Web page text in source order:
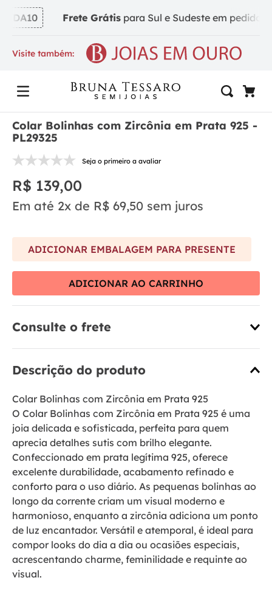
Frete Grátispara Sul e Sudeste em pedidos a
Visite também:
Colar Bolinhas com Zircônia em Prata 925 -
PL29325
Seja o primeiro a avaliar
R$ 139,00
Em até 2x de R$ 69,50 sem juros
ADICIONAR EMBALAGEM PARA PRESENTE
ADICIONAR AO CARRINHO
Consulte o frete
Descrição do produto
Colar Bolinhas com Zircônia em Prata 925
O Colar Bolinhas com Zircônia em Prata 925 é uma
joia delicada e sofisticada, perfeita para quem
aprecia detalhes sutis com brilho elegante.
Confeccionado em prata legítima 925, oferece
excelente durabilidade, acabamento refinado e
conforto para o uso diário. As pequenas bolinhas ao
longo da corrente criam um visual moderno e
harmonioso, enquanto a zircônia adiciona um ponto
de luz encantador. Versátil e atemporal, é ideal para
compor looks do dia a dia ou ocasiões especiais,
acrescentando charme, feminilidade e requinte ao
visual.